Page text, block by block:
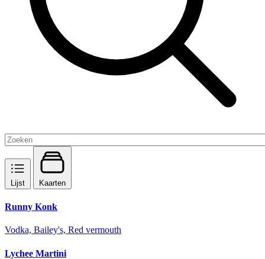
Lijst Kaarten
Runny Konk
Vodka, Bailey's, Red vermouth
Lychee Martini